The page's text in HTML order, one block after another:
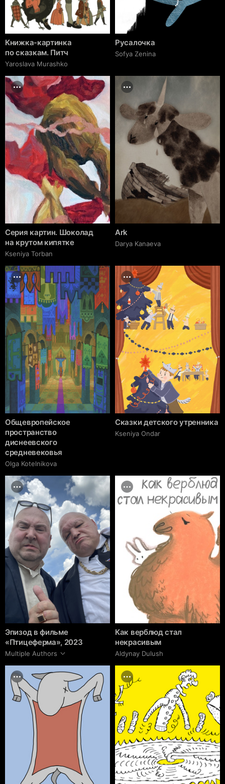
Книжка-картинка
по сказкам. Питч
Yaroslava Murashko
Русалочка
Sofya Zenina
Серия картин. Шоколад
на крутом кипятке
Kseniya Torban
Ark
Darya Kanaeva
Общевропейское
пространство
диснеевского
средневековья
Olga Kotelnikova
Сказки детского утренника
Kseniya Ondar
Эпизод в фильме
«Птицеферма», 2023
Multiple Authors
Как верблюд стал
некрасивым
Aldynay Dulush